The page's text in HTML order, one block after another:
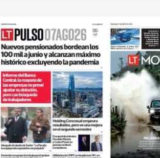
Opens in new window Opens in